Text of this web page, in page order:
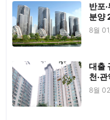
반포
분양
8월
대출
천·
8월